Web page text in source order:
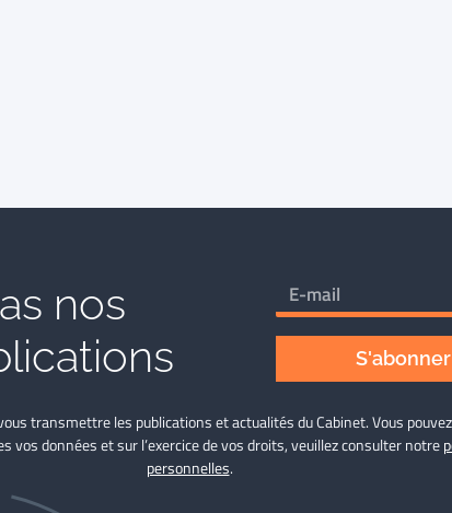
nos
transmettre les publications et actualités du Cabinet. Vous
données et sur l’exercice de vos droits, veuillez consulter notre
personnelles.